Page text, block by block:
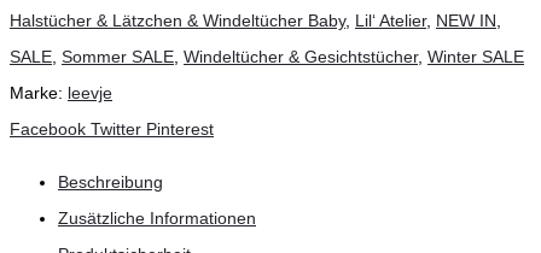
Halstücher & Lätzchen & Windeltücher Baby, Lil‘ Atelier, NEW IN
SALE Sommer SALE Windeltücher & Gesichtstücher, Winter SALE
Marke: leevje
Teilen
Facebook Twitter Pinterest
Beschreibung
Zusätzliche Informationen